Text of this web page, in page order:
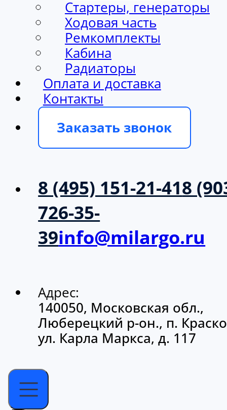
Стартеры, генераторы
Ходовая часть
Ремкомплекты
Кабина
Радиаторы
Оплата и доставка
Контакты
Заказать звонок
8 (495) 151-21-418
726-35-
39info@milargo.ru
Адрес:
140050, Московская обл.,
Люберецкий р-он., п.
ул. Карла Маркса, д. 117